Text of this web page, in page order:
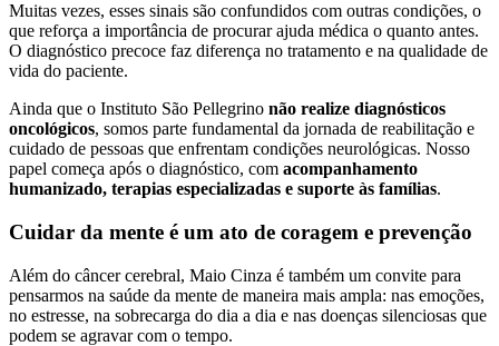
Muitas vezes, esses sinais são confundidos com outras condições, o
que reforça a importância de procurar ajuda médica o quanto antes.
O diagnóstico precoce faz diferença no tratamento e na qualidade de
vida do paciente.
Ainda que o Instituto São Pellegrino não realize diagnósticos
oncológicos, somos parte fundamental da jornada de reabilitação e
cuidado de pessoas que enfrentam condições neurológicas. Nosso
papel começa após o diagnóstico, com acompanhamento
humanizado, terapias especializadas e suporte às famílias.
Cuidar da mente é um ato de coragem e prevenção
Além do câncer cerebral, Maio Cinza é também um convite para
pensarmos na saúde da mente de maneira mais ampla: nas emoções,
no estresse, na sobrecarga do dia a dia e nas doenças silenciosas que
podem se agravar com o tempo.